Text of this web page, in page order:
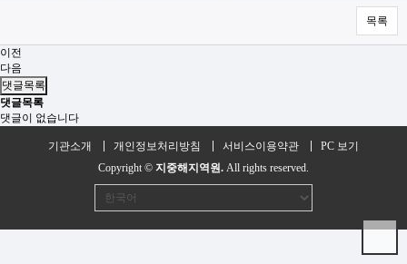
목록
이전
다음
댓글목록
댓글목록
댓글이 없습니다
기관소개 개인정보처리방침 서비스이용약관
PC 보기
Copyright © 지중해지역원. All rights reserved.